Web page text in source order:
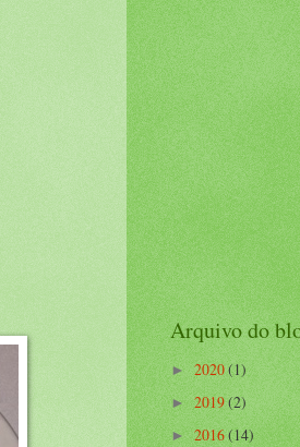
Arquivo do
► 2020(1)
►2019(2)
►2016(14)